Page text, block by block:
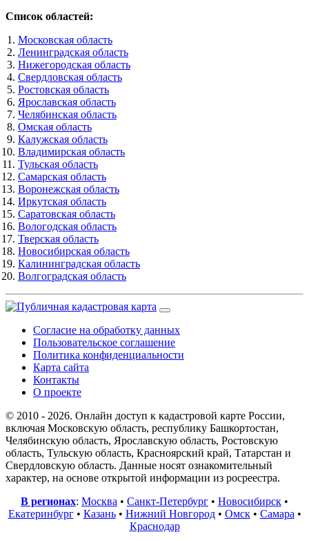
Список областей:
Московская область
Ленинградская область
Нижегородская область
Свердловская область
Ростовская область
Ярославская область
Челябинская область
Омская область
Калужская область
Владимирская область
Тульская область
Самарская область
Воронежская область
Иркутская область
Саратовская область
Вологодская область
Тверская область
Новосибирская область
Калининградская область
Волгоградская область
Согласие на обработку данных
Пользовательское соглашение
Политика конфиденциальности
Карта сайта
Контакты
О проекте
© 2010 - 2026. Онлайн доступ к кадастровой карте России,
включая Московскую область, республику Башкортостан,
Челябинскую область, Ярославскую область, Ростовскую
область, Тульскую область, Красноярский край, Татарстан и
Свердловскую область. Данные носят ознакомительный
характер, на основе открытой информации из росреестра.
В регионах: Москва • Санкт-Петербург • Новосибирск •
Екатеринбург• Казань• Нижний Новгород• Омск• Самара •
Краснодар